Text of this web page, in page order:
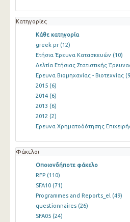
Κατηγορίες
Κάθε κατηγορία
greek pr (12)
Ετήσια Έρευνα Κατασκευών (10)
Δελτία Ετήσιας Στατιστικής
Ερευνα Βιομηχανίας - Βιοτεχνίας
2015 (6)
2014 (6)
2013 (6)
2012 (2)
Ερευνα Χρηματοδότησης
Φάκελοι
Οποιονδήποτε φάκελο
RFP (110)
SFA10 (71)
Programmes and Reports_el (49)
questionnaires (26)
SFA05 (24)